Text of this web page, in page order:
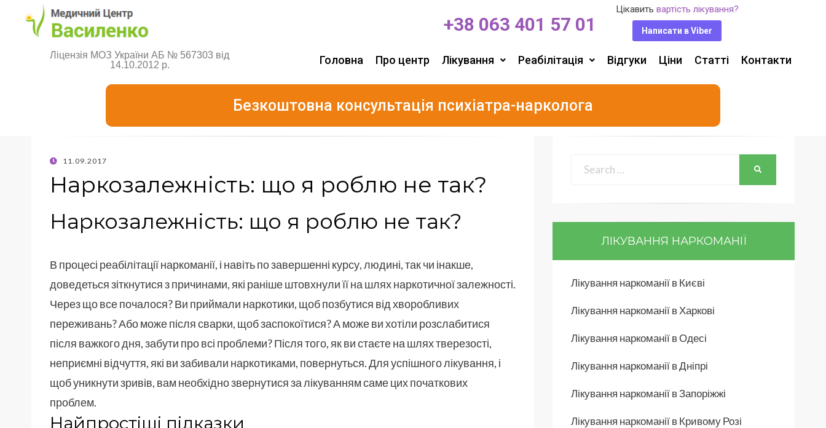
+38 063 401 57 01
Цікавить вартість лікування?
Написати в Viber
Ліцензія МОЗ України АБ № 567303 від
14.10.2012 р.
Головна Про центр Лікування Реабілітація Відгуки Ціни Статті Контакти
Безкоштовна консультація психіатра-нарколога
11.09.2017
Наркозалежність: що я роблю не так?
Наркозалежність: що я роблю не так?
В процесі реабілітації наркоманії, і навіть по завершенні курсу, людині, так чи інакше,
доведеться зіткнутися з причинами, які раніше штовхнули її на шлях наркотичної залежності.
Через що все почалося? Ви приймали наркотики, щоб позбутися від хворобливих
переживань? Або може після сварки, щоб заспокоїтися? А може ви хотіли розслабитися
після важкого дня, забути про всі проблеми? Після того, як ви стаєте на шлях тверезості,
неприємні відчуття, які ви забивали наркотиками, повернуться. Для успішного лікування, і
щоб уникнути зривів, вам необхідно звернутися за лікуванням саме цих початкових
проблем.
Найпростіші підказки
ЛІКУВАННЯ НАРКОМАНІЇ
Лікування наркоманії в Києві
Лікування наркоманії в Харкові
Лікування наркоманії в Одесі
Лікування наркоманії в Дніпрі
Лікування наркоманії в Запоріжжі
Лікування наркоманії в Кривому Розі